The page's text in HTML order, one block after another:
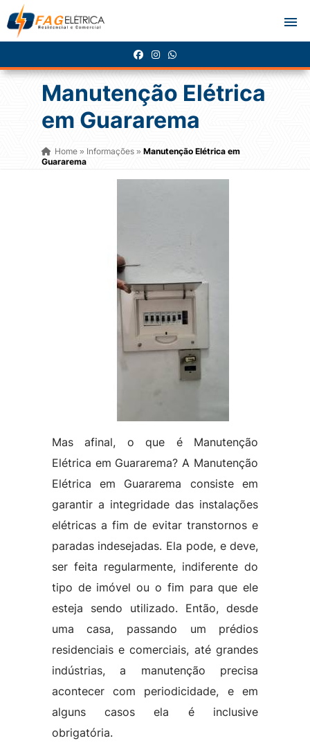
Manutenção Elétrica
em Guararema
Home» Informações » Manutenção Elétrica em
Guararema
Mas afinal, o que é Manutenção
Elétrica em Guararema? A Manutenção
Elétrica em Guararema consiste em
garantir a integridade das instalações
elétricas a fim de evitar transtornos e
paradas indesejadas. Ela pode, e deve,
ser feita regularmente, indiferente do
tipo de imóvel ou o fim para que ele
esteja sendo utilizado. Então, desde
uma casa, passando um prédios
residenciais e comerciais, até grandes
indústrias, a manutenção precisa
acontecer com periodicidade, e em
alguns casos ela é inclusive
obrigatória.